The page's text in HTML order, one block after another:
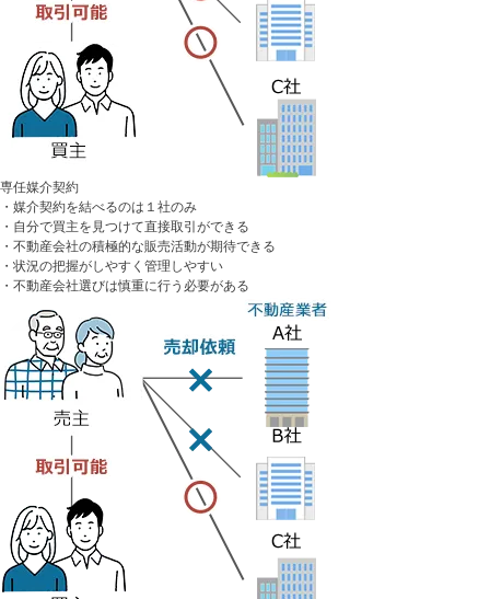
専任媒介契約
・媒介契約を結べるのは１社のみ
・自分で買主を見つけて直接取引ができる
・不動産会社の積極的な販売活動が期待できる
・状況の把握がしやすく管理しやすい
・不動産会社選びは慎重に行う必要がある